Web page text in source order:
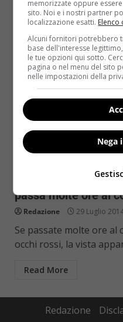
Esercizi al lavoro
Occhi stanchi:
passa molte ore al
Redazione 29 Luglio
Se passate molte ore al
occhi rossi, la vista
Read More
Redazione
memorizzate oppure
sito. Noi e i nostri partner
localizzazione esatti.
Alcuni fornitori potrebbero
base dell'interesse
le tue opzioni qui sotto.
pagina o nel menu del sito
nelle impostazioni della
Nega